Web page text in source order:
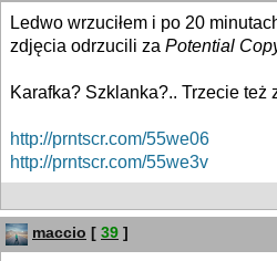
Ledwo wrzuciłem i po 20
zdjęcia odrzucili za Potential
Karafka? Szklanka?.. Trzecie też
http://prntscr.com/55we06
http://prntscr.com/55we3v
maccio [ 39 ]